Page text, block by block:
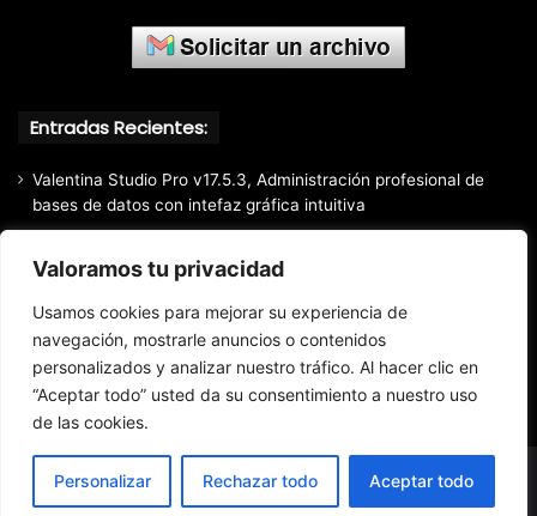
Valoramos tu privacidad
Usamos cookies para mejorar su experiencia de
navegación, mostrarle anuncios o contenidos
personalizados y analizar nuestro tráfico. Al hacer clic en
“Aceptar todo” usted da su consentimiento a nuestro uso
de las cookies.
Personalizar Rechazar todo Aceptar todo
Entradas Recientes:
Valentina Studio Pro v17.5.3, Administración profesional de
bases de datos con intefaz gráfica intuitiva
datos de la manera más fácil y rápida
Mozilla Firefox (2026) v153.0.3, Navegador web libre y de
código abierto​ desarrollado por la Corporación Mozilla
Total Audio Converter v6.1.0.305, Solución para convertir o
modificar todos los formatos de audio existentes
© Copyright 2016 - 2026 Todos los derechos reservados.